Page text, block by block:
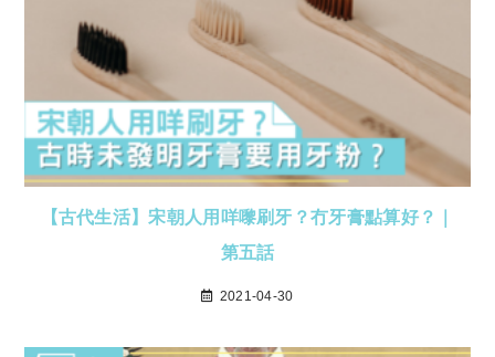
【古代生活】宋朝人用咩嚟刷牙？冇牙膏點算好？｜
第五話
2021-04-30